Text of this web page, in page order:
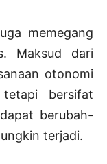
memegang
Maksud dari
otonomi
bersifat
berubah-
terjadi.